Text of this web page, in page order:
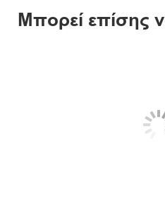
Μπορεί επίσης